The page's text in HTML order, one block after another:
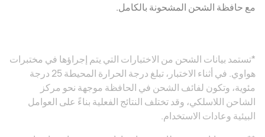
مع حافظة الشحن المشحونة بالكامل.
*تستمد بيانات الشحن من الاختبارات التي يتم إجراؤها في مختبرات
هواوي. في أثناء الاختبار، تبلغ درجة الحرارة المحيطة 25 درجة
مئوية، وتكون لفائف الشحن في الحافظة موجهة نحو مركز
الشاحن اللاسلكي، وقد تختلف النتائج الفعلية بناءً على العوامل
البيئية وعادات الاستخدام.